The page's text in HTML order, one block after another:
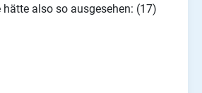
hätte also so ausgesehen: (17)